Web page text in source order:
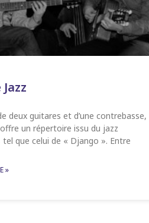
deux guitares et d’une contrebasse,
un répertoire issu du jazz
que celui de « Django ». Entre
»